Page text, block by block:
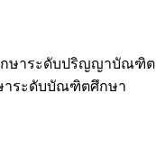
กษาระดับปริญญาบัณฑิต
าระดับบัณฑิตศึกษา